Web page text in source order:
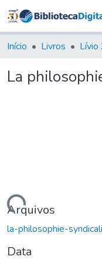
Início Livros Lívio
La
Carregando...
Arquivos
la-philosophie-
Data